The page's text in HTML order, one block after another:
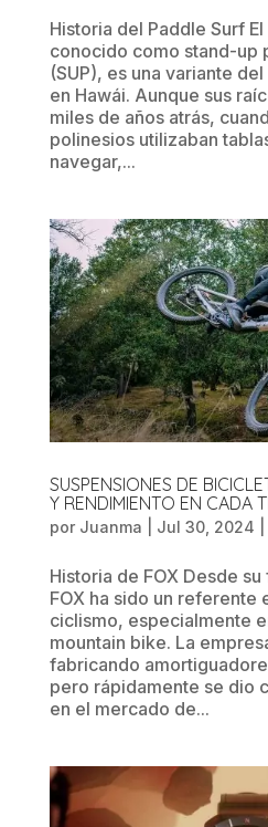
Historia del Paddle Surf
conocido como stand-up
(SUP), es una variante
en Hawái. Aunque sus
miles de años atrás,
polinesios utilizaban
navegar,...
SUSPENSIONES DE
Y RENDIMIENTO EN CADA
por Juanma Jul 30, 2024
Historia de FOX Desde
FOX ha sido un referente
ciclismo, especialmente
mountain bike. La
fabricando
pero rápidamente se dio
en el mercado de...